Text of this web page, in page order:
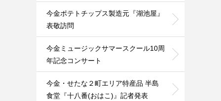
今金ポテトチップス製造元『湖池屋』
表敬訪問
今金ミュージックサマースクール10周
年記念コンサート
今金・せたな２町エリア特産品 半島
食堂『十八番(おはこ)』記者発表